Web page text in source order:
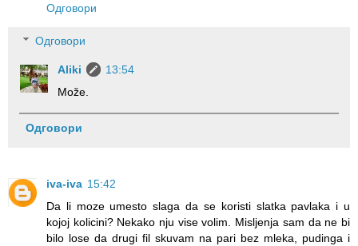
Одговори
Одговори
Aliki
13:54
Može.
Одговори
iva-iva 15:42
Da li moze umesto slaga da se koristi slatka pavlaka i u
kojoj kolicini? Nekako nju vise volim. Misljenja sam da ne bi
bilo lose da drugi fil skuvam na pari bez mleka, pudinga i